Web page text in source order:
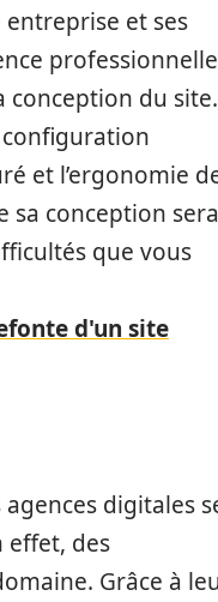
et ses
conception du site.
configuration
et l’ergonomie
sa conception sera
que vous
d'un site
digitales
effet, des
Grâce à